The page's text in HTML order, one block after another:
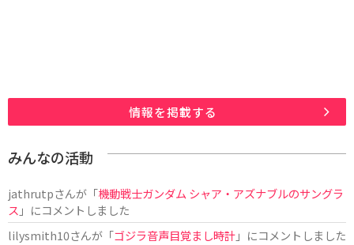
情報を掲載する
みんなの活動
jathrutpさんが「機動戦士ガンダム シャア・アズナブルのサングラ
ス 」にコメントしました
lilysmith10さんが「ゴジラ音声目覚まし時計」にコメントしました